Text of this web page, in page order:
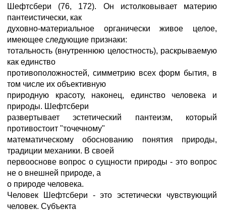
Шефтсбери (76, 172). Он истолковывает материю
пантеистически, как
духовно-материальное органически живое целое,
имеющее следующие признаки:
тотальность (внутреннюю целостность), раскрываемую
как единство
противоположностей, симметрию всех форм бытия, в
том числе их объективную
природную красоту, наконец, единство человека и
природы. Шефтсбери
развертывает эстетический пантеизм, который
противостоит "точечному"
математическому обоснованию понятия природы,
традиции механики. В своей
первооснове вопрос о сущности природы - это вопрос
не о внешней природе, а
о природе человека.
Человек Шефтсбери - это эстетически чувствующий
человек. Субъекта